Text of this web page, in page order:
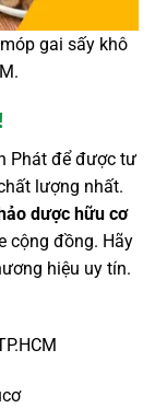
gai sấy khô
Phát để được tư
lượng nhất.
dược hữu cơ
cộng đồng. Hãy
hiệu uy tín.